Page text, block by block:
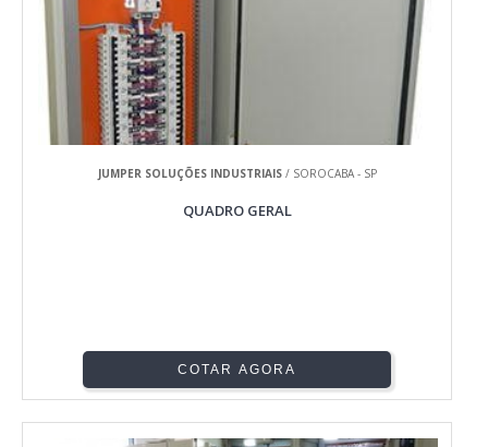
JUMPER SOLUÇÕES INDUSTRIAIS/ SOROCABA - SP
QUADRO GERAL
COTAR AGORA